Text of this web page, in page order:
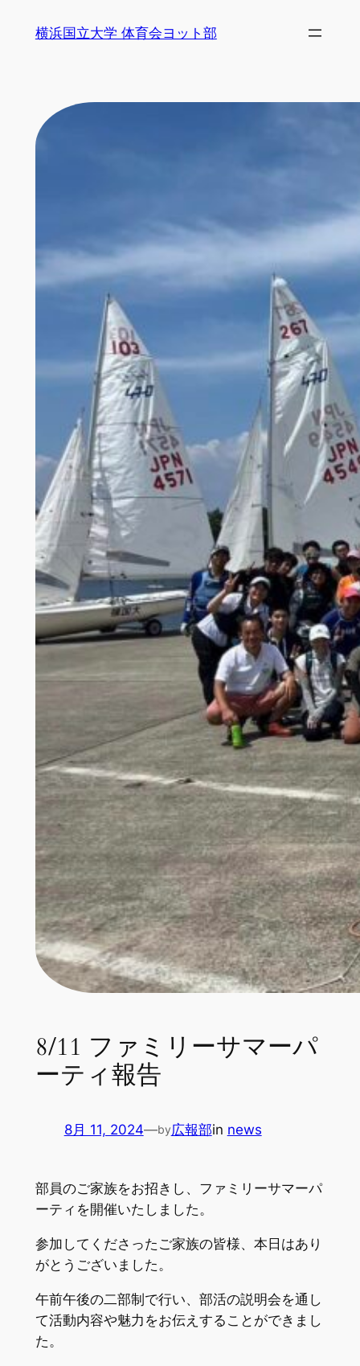
横浜国立大学 体育会ヨット部
8/11 ファミリーサマーパ
ーティ報告
8月 11, 2024—by広報部in news
部員のご家族をお招きし、ファミリーサマーパ
ーティを開催いたしました。
参加してくださったご家族の皆様、本日はあり
がとうございました。
午前午後の二部制で行い、部活の説明会を通し
て活動内容や魅力をお伝えすることができまし
た。